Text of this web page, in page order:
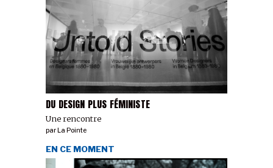
DU DESIGN PLUS FÉMINISTE
Une rencontre
par La Pointe
EN CE MOMENT